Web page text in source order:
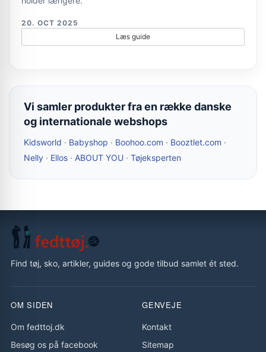
20. OCT 2025
Læs guide
Vi samler produkter fra en række danske
og internationale webshops
Kidsworld · Babyshop · Boohoo.com · Booztlet.com ·
Nelly · Ellos · ABOUT YOU · Tøjeksperten
Find tøj, sko, artikler, guides og gode tilbud samlet ét sted.
OM SIDEN
Om fedttoj.dk
Besøg os på facebook
GENVEJE
Kontakt
Sitemap